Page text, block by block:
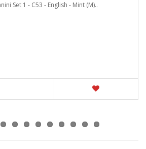
Set 1 - C53 - English - Mint (M)..